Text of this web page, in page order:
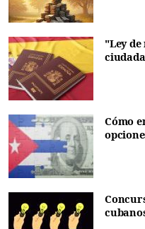
"Ley
Cómo